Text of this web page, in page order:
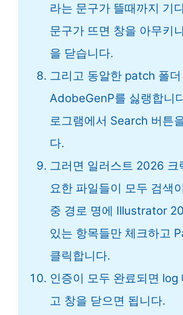
라는 문구가 뜰때까지 기
문구가 뜨면 창을 아무키
을 닫습니다.
그리고 동알한 patch 폴더
AdobeGenP를 싫랭합니
로그램에서 Search 버튼
다.
그러면 일러스트 2026 크
요한 파일들이 모두 검색
중 경로 명에 Illustrator
있는 항목들만 체크하고
클릭합니다.
인증이 모두 완료되면 log
고 창을 닫으면 됩니다.